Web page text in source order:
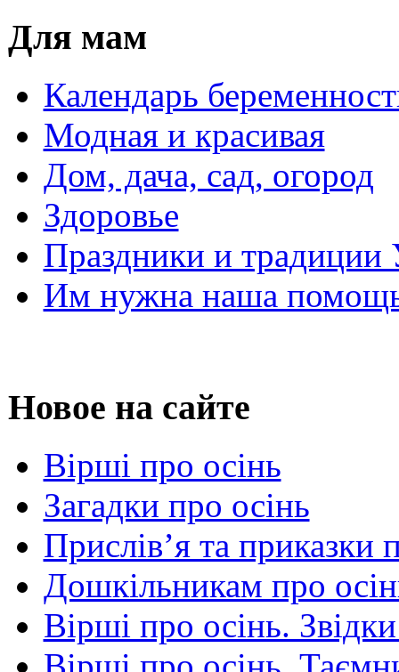
Для мам
Календарь
Модная и красивая
Дом, дача, сад, огород
Здоровье
Праздники и традиции
Им нужна наша
Новое на сайте
Вірші про осінь
Загадки про осінь
Прислів’я та приказки
Дошкільникам про
Вірші про осінь.